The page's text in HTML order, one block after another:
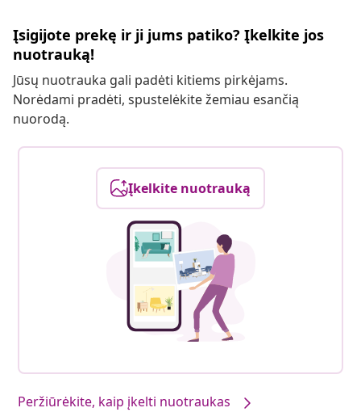
Įsigijote prekę ir ji jums patiko? Įkelkite jos
nuotrauką!
Jūsų nuotrauka gali padėti kitiems pirkėjams.
Norėdami pradėti, spustelėkite žemiau esančią
nuorodą.
Įkelkite nuotrauką
Peržiūrėkite, kaip įkelti nuotraukas